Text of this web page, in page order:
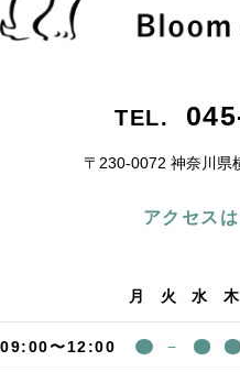
TEL.
〒230-0072 神奈川県
アクセス
月 火 水 木
09:00〜12:00 −